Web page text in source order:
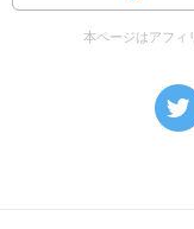
本ページはアフィ